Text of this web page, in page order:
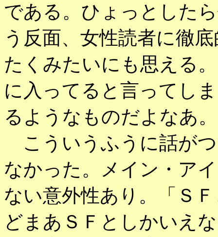
である。ひょっとした
う反面、女性読者に徹
たくみたいにも思える
に入ってると言ってし
るようなものだよなあ
こういうふうに話が
なかった。メイン・ア
ない意外性あり。「Ｓ
どまあＳＦとしかいえ